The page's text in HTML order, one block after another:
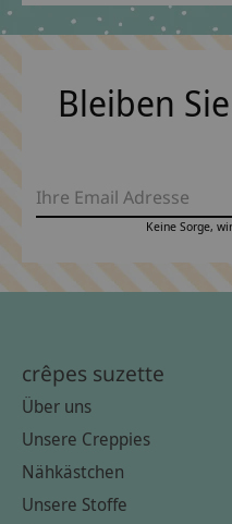
Bleiben
Keine Sorge,
crêpes suzette
Über uns
Unsere Creppies
Nähkästchen
Unsere Stoffe